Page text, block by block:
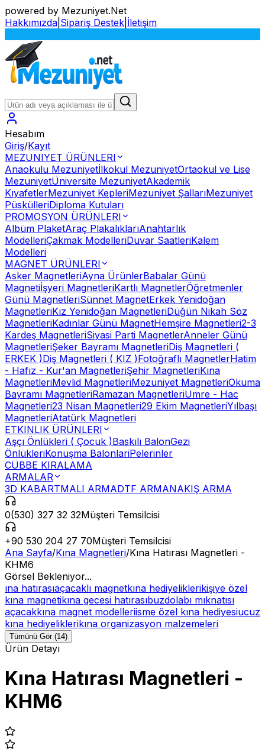
powered by Mezuniyet.Net
Hakkımızda Sipariş Destek İletişim
Hesabım
Giriş/Kayıt
MEZUNIYET ÜRÜNLERI
Anaokulu Mezuniyetİlkokul MezuniyetOrtaokul ve Lise
MezuniyetÜniversite MezuniyetAkademik
KıyafetlerMezuniyet KepleriMezuniyet ŞallarıMezuniyet
PüskülleriDiploma Kutuları
PROMOSYON ÜRÜNLERI
Albüm PlaketAraç PlakalıklarıAnahtarlık
ModelleriÇakmak ModelleriDuvar SaatleriKalem
Modelleri
MAGNET ÜRÜNLERI
Asker MagnetleriAyna ÜrünlerBabalar Günü
Magnetiİşyeri MagnetleriKartlı MagnetlerÖğretmenler
Günü MagnetleriSünnet MagnetErkek Yenidoğan
MagnetleriKız Yenidoğan MagnetleriDüğün Nikah Söz
MagnetleriKadınlar Günü MagnetHemşire Magnetleri2-3
Kardeş MagnetleriSiyasi Parti MagnetlerAnneler Günü
MagnetleriŞeker Bayramı MagnetleriDiş Magnetleri (
ERKEK )Diş Magnetleri ( KIZ )Fotoğraflı MagnetlerHatim
- Hafız - Kur'an MagnetleriŞehir MagnetleriKına
MagnetleriMevlid MagnetleriMezuniyet MagnetleriOkuma
Bayramı MagnetleriRamazan MagnetleriUmre - Hac
Magnetleri23 Nisan Magnetleri29 Ekim MagnetleriYılbaşı
MagnetleriAtatürk Magnetleri
ETKINLIK ÜRÜNLERI
Aşçı Önlükleri ( Çocuk )Baskılı BalonGezi
ÖnlükleriKonuşma BalonlariPelerinler
CÜBBE KIRALAMA
ARMALAR
3D KABARTMALI ARMADTF ARMANAKIŞ ARMA
0(530) 327 32 32Müşteri Temsilcisi
+90 530 204 27 70Müşteri Temsilcisi
Ana Sayfa/Kına Magnetleri/Kına Hatırası Magnetleri -
KHM6
Görsel Bekleniyor...
ına hatırasıaçacaklı magnetkına hediyeliklerikişiye özel
kına magnetikına gecesi hatırasıbuzdolabı mıknatısı
açacakkına magnet modelleriisme özel kına hediyesiucuz
kına hediyeliklerikına organizasyon malzemeleri
Tümünü Gör (14)
Ürün Detayı
Kına Hatırası Magnetleri -
KHM6